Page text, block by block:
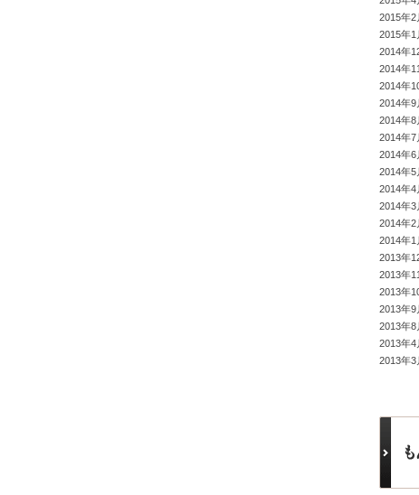
2015年2
2015年1
2014年
2014年
2014年
2014年9
2014年8
2014年7
2014年6
2014年5
2014年4
2014年3
2014年2
2014年1
2013年
2013年
2013年
2013年9
2013年8
2013年4
2013年3